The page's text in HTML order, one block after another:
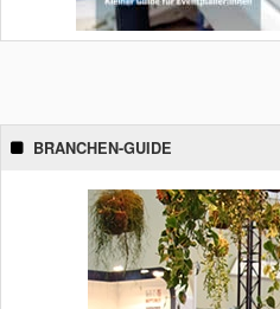
BRANCHEN-GUIDE